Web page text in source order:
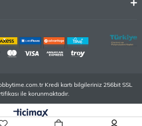
Kredi kartı bilgileriniz 256bit SSL
ile korunmaktadır.